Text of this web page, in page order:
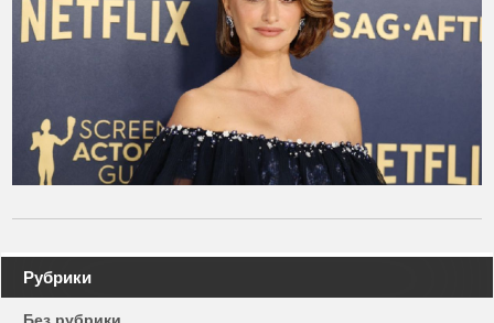
Навигация
по
Рубрики